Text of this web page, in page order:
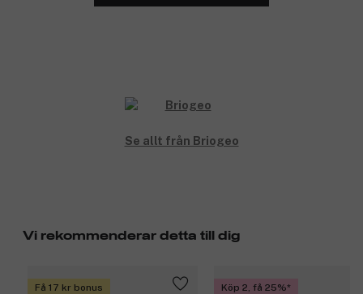
Se allt från Briogeo
Vi rekommenderar detta till dig
Få 17 kr bonus Köp 2, få 25%